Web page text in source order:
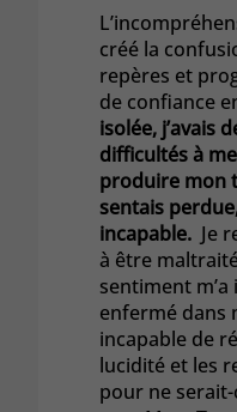
créé la
repères et
de confiance
isolée, j’avais
difficultés à
produire mon
sentais
incapable. Je
à être
sentiment
enfermé dans
incapable de
lucidité et les
pour ne serait-